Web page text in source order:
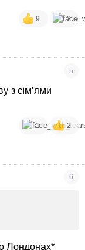
9 2
5
з сімʼями
1 2
6
Лондонах*